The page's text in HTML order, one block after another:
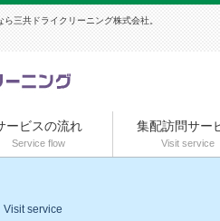
三共ドライクリーニング株式会社。
ービスの流れ
Service flow
集配訪問サー
Visit service
Visit service